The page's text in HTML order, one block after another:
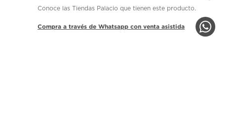
Conoce las Tiendas Palacio que tienen este producto.
Compra a través de Whatsapp con venta asistida